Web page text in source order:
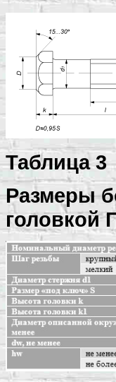
Таблица 3
Размеры
головкой